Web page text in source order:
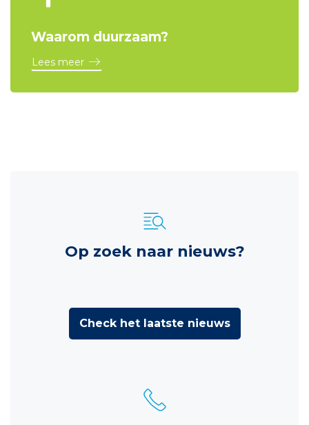
Waarom duurzaam?
Lees meer
Op zoek naar nieuws?
Check het laatste nieuws